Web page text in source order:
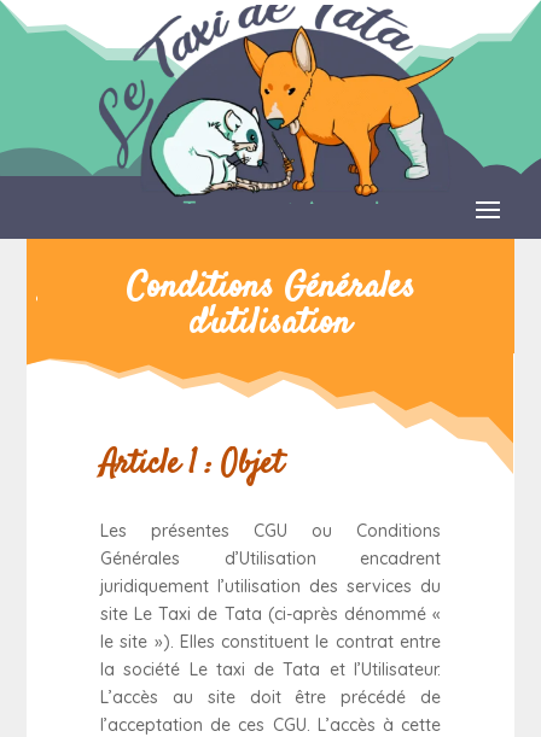
Conditions Générales
d'utilisation
Article 1 : Objet
Les présentes CGU ou Conditions
Générales d’Utilisation encadrent
juridiquement l’utilisation des services du
site Le Taxi de Tata (ci-après dénommé «
le site »). Elles constituent le contrat entre
la société Le taxi de Tata et l’Utilisateur.
L’accès au site doit être précédé de
l’acceptation de ces CGU. L’accès à cette